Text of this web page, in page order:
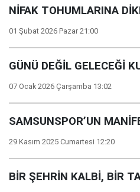
NİFAK TOHUMLARINA
01 Şubat 2026 Pazar 21:00
GÜNÜ DEĞİL GELECEĞİ
07 Ocak 2026 Çarşamba 13:02
SAMSUNSPOR’UN
29 Kasım 2025 Cumartesi 12:20
BİR ŞEHRİN KALBİ, BİR